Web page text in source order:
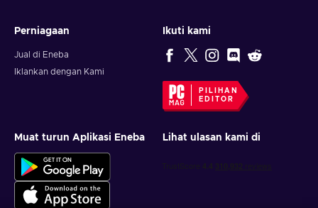
Perniagaan
Jual di Eneba
Iklankan dengan Kami
Ikuti kami
PILIHAN
EDITOR
Muat turun Aplikasi Eneba Lihat ulasan kami di